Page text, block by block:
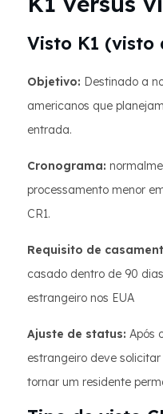
Visto K1 (visto
Objetivo: Destinado a
americanos que
entrada.
Cronograma:
processamento menor
CR1.
Requisito de
casado dentro de 90
estrangeiro nos EUA
Ajuste de status: Após
estrangeiro deve
tornar um residente